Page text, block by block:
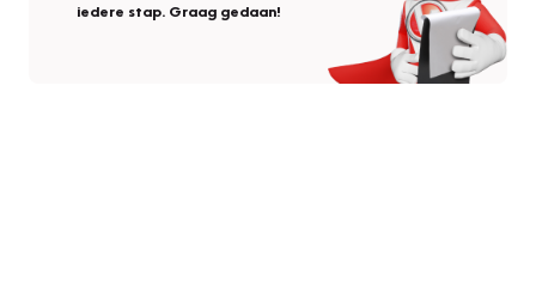
iedere stap. Graag gedaan!